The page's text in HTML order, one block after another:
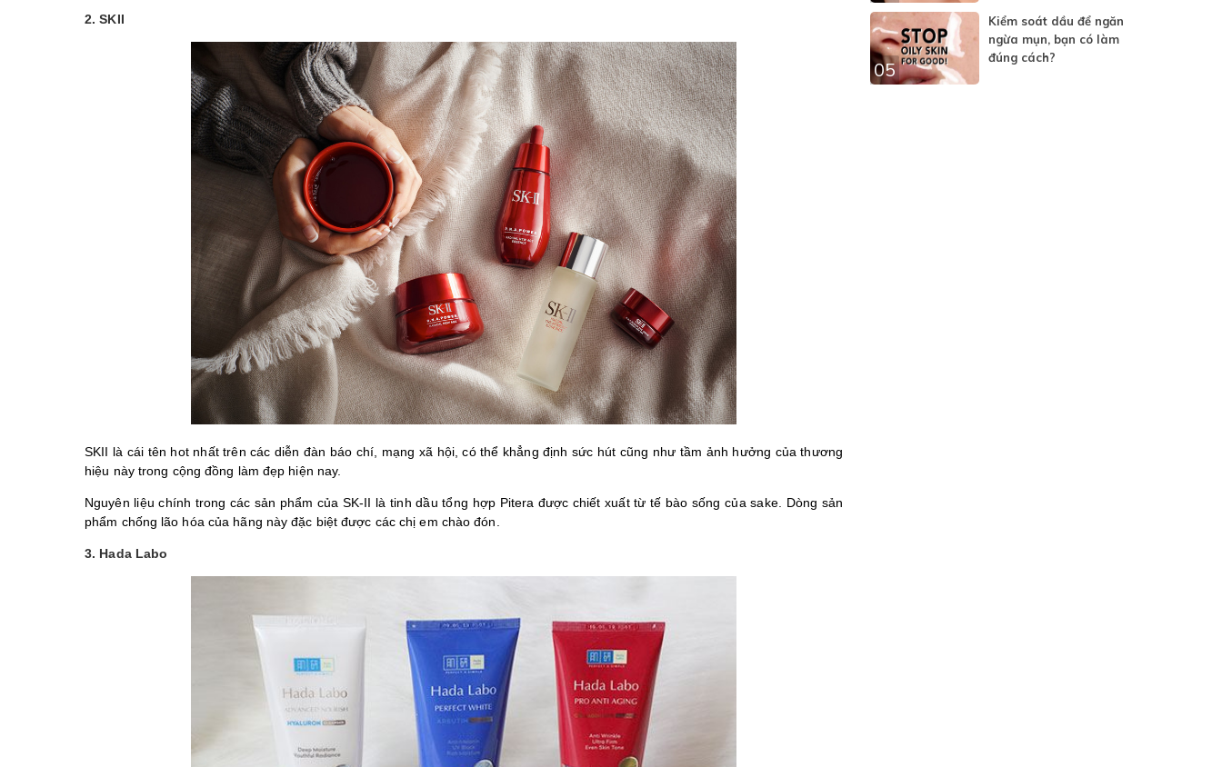
2. SKII
SKII là cái tên hot nhất trên các diễn đàn báo chí, mạng xã hội, có thể khẳng định sức hút cũng như tầm ảnh hưởng của thương
hiệu này trong cộng đồng làm đẹp hiện nay.
Nguyên liệu chính trong các sản phẩm của SK-II là tinh dầu tổng hợp Pitera được chiết xuất từ tế bào sống của sake. Dòng sản
phẩm chống lão hóa của hãng này đặc biệt được các chị em chào đón.
3. Hada Labo
05
Kiểm soát dầu để ngăn
ngừa mụn, bạn có làm
đúng cách?